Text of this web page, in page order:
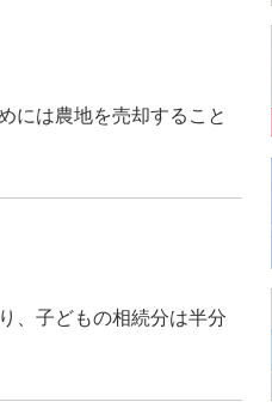
には農地を売却すること
、子どもの相続分は半分